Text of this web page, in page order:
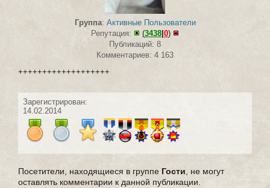
Группа: Активные Пользователи
Репутация:
(3438|0)
Публикаций: 8
Комментариев: 4 163
+++++++++++++++++++
Зарегистрирован:
14.02.2014
Посетители, находящиеся в группе Гости , не могут
оставлять комментарии к данной публикации.